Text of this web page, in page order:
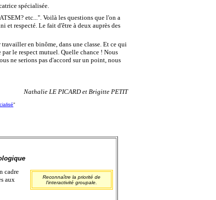
spécialisée.
etc...". Voilà les questions que l'on a
et respecté. Le fait d'être à deux auprès des
en binôme, dans une classe. Et ce qui
le respect mutuel. Quelle chance ! Nous
ne serions pas d'accord sur un point, nous
Nathalie LE PICARD et Brigitte PETIT
"
cadre
aux
Reconnaître la priorité de
l'interactivité groupale.